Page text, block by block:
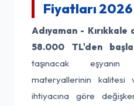
Fiyatları 2026
Adıyaman -
58.000 TL'den
taşınacak
materyallerinin kalitesi
ihtiyacına göre